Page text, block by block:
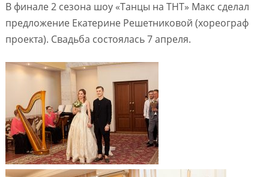
В финале 2 сезона шоу «Танцы на ТНТ» Макс сделал
предложение Екатерине Решетниковой (хореограф
проекта). Свадьба состоялась 7 апреля.